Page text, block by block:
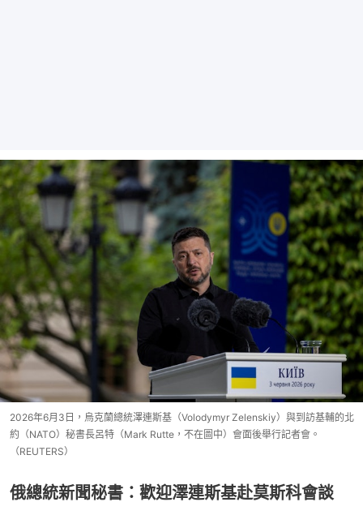
2026年6月3日，烏克蘭總統澤連斯基（Volodymyr Zelenskiy）與到訪基輔的北
約（NATO）秘書長呂特（Mark Rutte，不在圖中）會面後舉行記者會。
（REUTERS）
俄總統新聞秘書：歡迎澤連斯基赴莫斯科會談